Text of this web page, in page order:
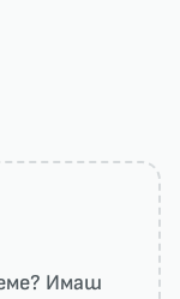
Имаш